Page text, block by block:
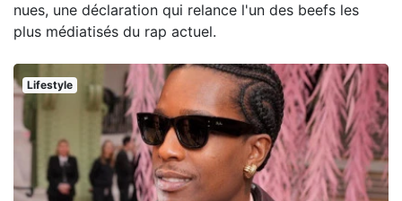
nues, une déclaration qui relance l'un des beefs les
plus médiatisés du rap actuel.
Lifestyle